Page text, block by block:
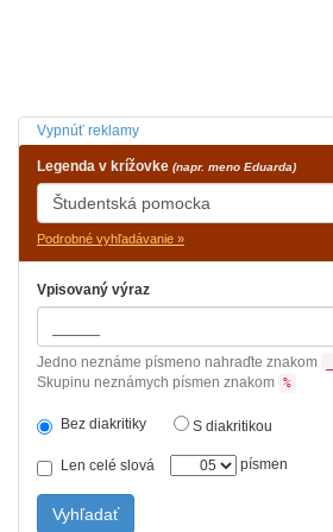
Vypnúť reklamy
Legenda v krížovke (napr. meno Eduarda)
Podrobné vyhľadávanie »
Vpisovaný výraz
Jedno neznáme písmeno nahraďte znakom
Skupinu neznámych písmen znakom %
Bez diakritiky S diakritikou
Len celé slová písmen
Vyhľadať